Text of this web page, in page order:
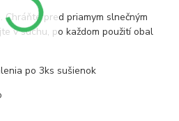
pred priamym slnečným
v suchu, po každom použití obal
po 3ks sušienok